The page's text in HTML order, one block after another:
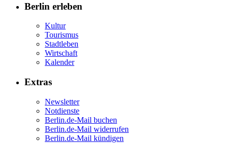
Berlin erleben
Kultur
Tourismus
Stadtleben
Wirtschaft
Kalender
Extras
Newsletter
Notdienste
Berlin.de-Mail buchen
Berlin.de-Mail widerrufen
Berlin.de-Mail kündigen